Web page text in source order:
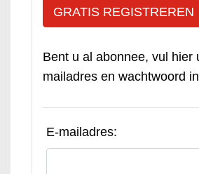
GRATIS REGISTREREN
Bent u al abonnee, vul hier
mailadres en wachtwoord
E-mailadres: